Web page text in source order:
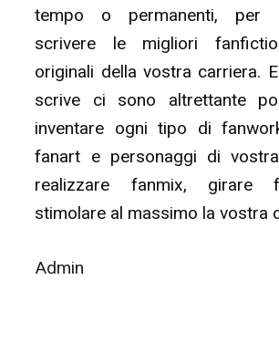
tempo o permanenti, per
scrivere le migliori
originali della vostra carriera.
scrive ci sono altrettante
inventare ogni tipo di
fanart e personaggi di vostra
realizzare fanmix, girare
stimolare al massimo la vostra
Admin